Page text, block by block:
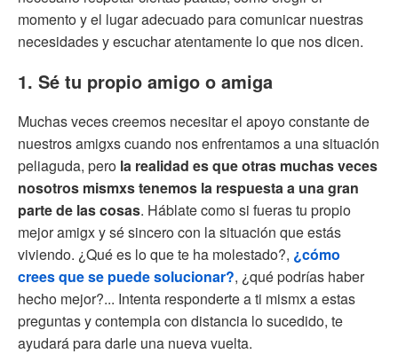
momento y el lugar adecuado para comunicar nuestras
necesidades y escuchar atentamente lo que nos dicen.
1. Sé tu propio amigo o amiga
Muchas veces creemos necesitar el apoyo constante de
nuestros amigxs cuando nos enfrentamos a una situación
peliaguda, pero la realidad es que otras muchas veces
nosotros mismxs tenemos la respuesta a una gran
parte de las cosas. Háblate como si fueras tu propio
mejor amigx y sé sincero con la situación que estás
viviendo. ¿Qué es lo que te ha molestado?, ¿cómo
crees que se puede solucionar?, ¿qué podrías haber
hecho mejor?... Intenta responderte a ti mismx a estas
preguntas y contempla con distancia lo sucedido, te
ayudará para darle una nueva vuelta.